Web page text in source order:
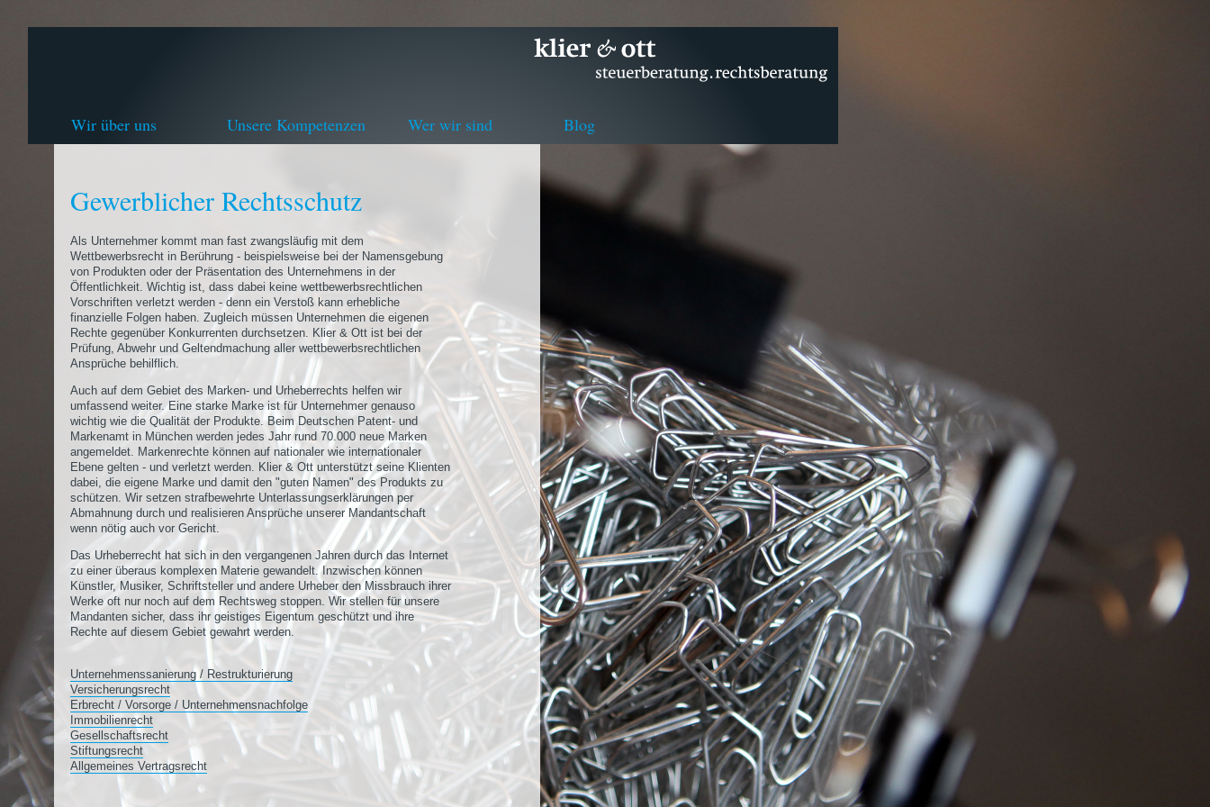
Wir über uns Unsere Kompetenzen Wer wir sind Blog
Gewerblicher Rechtsschutz
Als Unternehmer kommt man fast zwangsläufig mit dem
Wettbewerbsrecht in Berührung - beispielsweise bei der Namensgebung
von Produkten oder der Präsentation des Unternehmens in der
Öffentlichkeit. Wichtig ist, dass dabei keine wettbewerbsrechtlichen
Vorschriften verletzt werden - denn ein Verstoß kann erhebliche
finanzielle Folgen haben. Zugleich müssen Unternehmen die eigenen
Rechte gegenüber Konkurrenten durchsetzen. Klier & Ott ist bei der
Prüfung, Abwehr und Geltendmachung aller wettbewerbsrechtlichen
Ansprüche behilflich.
Auch auf dem Gebiet des Marken- und Urheberrechts helfen wir
umfassend weiter. Eine starke Marke ist für Unternehmer genauso
wichtig wie die Qualität der Produkte. Beim Deutschen Patent- und
Markenamt in München werden jedes Jahr rund 70.000 neue Marken
angemeldet. Markenrechte können auf nationaler wie internationaler
Ebene gelten - und verletzt werden. Klier & Ott unterstützt seine Klienten
dabei, die eigene Marke und damit den "guten Namen" des Produkts zu
schützen. Wir setzen strafbewehrte Unterlassungserklärungen per
Abmahnung durch und realisieren Ansprüche unserer Mandantschaft
wenn nötig auch vor Gericht.
Das Urheberrecht hat sich in den vergangenen Jahren durch das Internet
zu einer überaus komplexen Materie gewandelt. Inzwischen können
Künstler, Musiker, Schriftsteller und andere Urheber den Missbrauch ihrer
Werke oft nur noch auf dem Rechtsweg stoppen. Wir stellen für unsere
Mandanten sicher, dass ihr geistiges Eigentum geschützt und ihre
Rechte auf diesem Gebiet gewahrt werden.
Unternehmenssanierung / Restrukturierung
Versicherungsrecht
Erbrecht / Vorsorge / Unternehmensnachfolge
Immobilienrecht
Gesellschaftsrecht
Stiftungsrecht
Allgemeines Vertragsrecht